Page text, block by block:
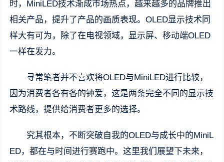
时，MiniLED技术渐成市场热点，越来越多的品牌推出
相关产品，提升了产品的画质表现。OLED显示技术同
样大有可为，除了在电视领域，显示屏、移动端OLED
一样在发力。
寻常笔者并不喜欢将OLED与MiniLED进行比较，
因为消费者各有各的钟爱，这是两条完全不同的显示技
术路线，提供给消费者更多的选择。
究其根本，不断突破自我的OLED与成长中的MiniL
ED，都在与时间进行赛跑中。这里我们展望下未来，